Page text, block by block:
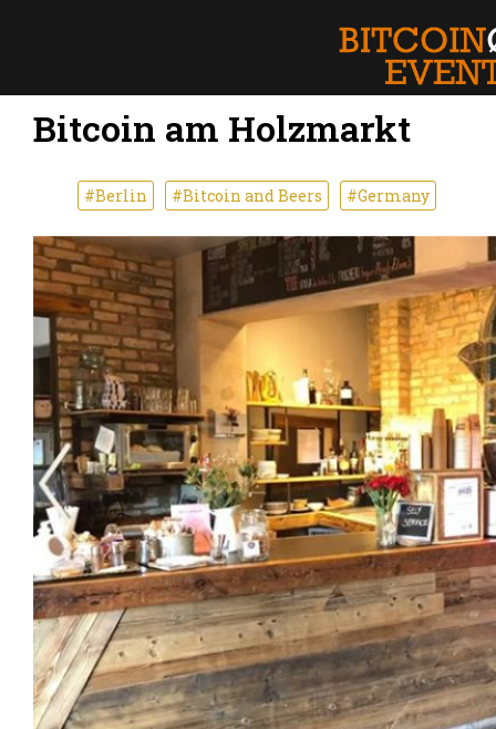
Bitcoin am Holzmarkt
#Berlin #Bitcoin and Beers #Germany